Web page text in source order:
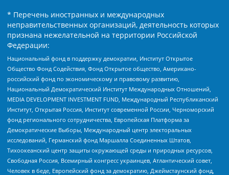
* Перечень иностранных и международных
неправительственных организаций, деятельность которых
признана нежелательной на территории Российской
Федерации:
Национальный фонд в поддержку демократии, Институт Открытое
Общество Фонд Содействия, Фонд Открытое общество, Американо-
российский фонд по экономическому и правовому развитию,
Национальный Демократический Институт Международных Отношений,
MEDIA DEVELOPMENT INVESTMENT FUND, Международный Республиканский
Институт, Открытая Россия, Институт современной России, Черноморский
фонд регионального сотрудничества, Европейская Платформа за
Демократические Выборы, Международный центр электоральных
исследований, Германский фонд Маршалла Соединенных Штатов,
Тихоокеанский центр защиты окружающей среды и природных ресурсов,
Свободная Россия, Всемирный конгресс украинцев, Атлантический совет,
Человек в беде, Европейский фонд за демократию, Джеймстаунский фонд,